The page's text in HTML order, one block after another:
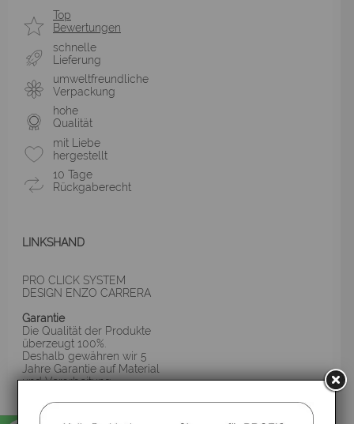
Top
Bewertungen
schnelle
Lieferung
umweltfreundliche
Verpackung
hohe
Qualität
mit Liebe
hergestellt
10 Tage
Rückgaberecht
LINKSHAND
PRO CLICK SYSTEM
DESIGN ENZO CARRERA
Garantie
Die Qualität der Produkte
überzeugt 100%.
Deshalb gewähren wir 5
Jahre Garantie auf Material
und Verarbeitung.